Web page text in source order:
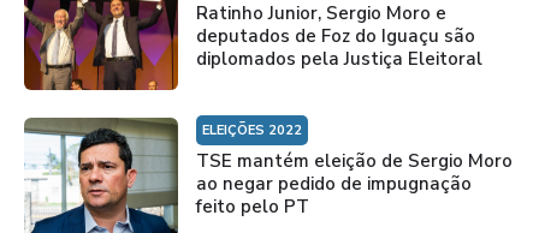
Ratinho Junior, Sergio Moro e
deputados de Foz do Iguaçu são
diplomados pela Justiça Eleitoral
ELEIÇÕES 2022
TSE mantém eleição de Sergio Moro
ao negar pedido de impugnação
feito pelo PT